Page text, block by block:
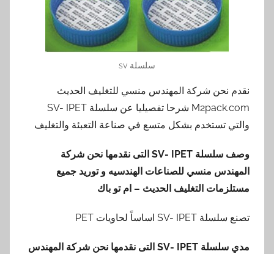
سلسلة sv
نقدم نحن شركة المهندس منسي للتغليف الحديث
M2pack.com شرحا تفصيليا عن سلسلة SV- IPET
والتي تستخدم بشكل متسع في صناعة التعبئة والتغليف
وصف سلسلة SV- IPET التى نقدمها نحن شركة
المهندس منسي للصناعات الهندسيه و توريد جميع
مستلزمات التغليف الحديث – ام تو باك
تصنع سلسلة SV- IPET اساساً لحاويات PET
مدي سلسلة SV- IPET التى نقدمها نحن شركة المهندس